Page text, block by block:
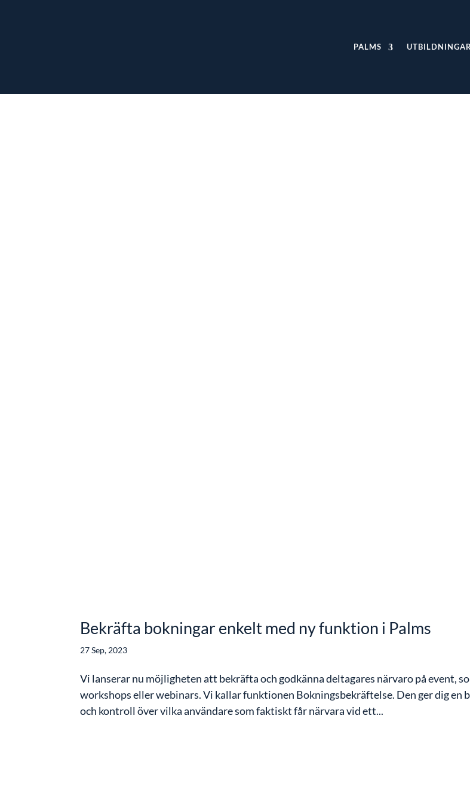
PALMS UTBILDNINGAR
Bekräfta bokningar enkelt med ny funktion i Palms
27 Sep, 2023
Vi lanserar nu möjligheten att bekräfta och godkänna deltagares närvaro på event,
workshops eller webinars. Vi kallar funktionen Bokningsbekräftelse. Den ger dig en
och kontroll över vilka användare som faktiskt får närvara vid ett...